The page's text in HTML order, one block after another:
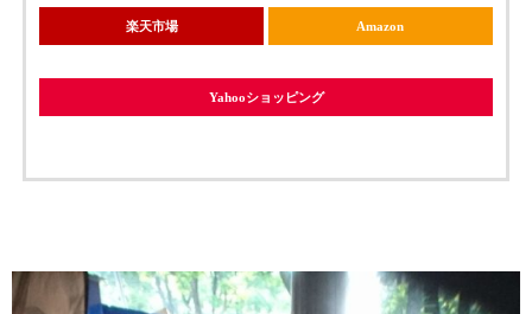
楽天市場 Amazon
Yahooショッピング